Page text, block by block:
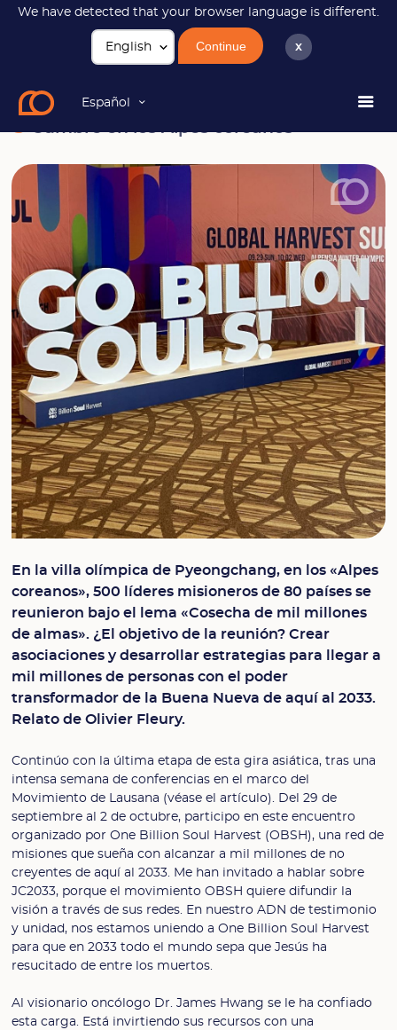
We have detected that your browser language is different.
Continue x
Español
Cumbre en los Alpes coreanos
En la villa olímpica de Pyeongchang, en los «Alpes
coreanos», 500 líderes misioneros de 80 países se
reunieron bajo el lema «Cosecha de mil millones
de almas». ¿El objetivo de la reunión? Crear
asociaciones y desarrollar estrategias para llegar a
mil millones de personas con el poder
transformador de la Buena Nueva de aquí al 2033.
Relato de Olivier Fleury.
Continúo con la última etapa de esta gira asiática, tras una
intensa semana de conferencias en el marco del
Movimiento de Lausana (véase el artículo). Del 29 de
septiembre al 2 de octubre, participo en este encuentro
organizado por One Billion Soul Harvest (OBSH), una red de
misiones que sueña con alcanzar a mil millones de no
creyentes de aquí al 2033. Me han invitado a hablar sobre
JC2033, porque el movimiento OBSH quiere difundir la
visión a través de sus redes. En nuestro ADN de testimonio
y unidad, nos estamos uniendo a One Billion Soul Harvest
para que en 2033 todo el mundo sepa que Jesús ha
resucitado de entre los muertos.
Al visionario oncólogo Dr. James Hwang se le ha confiado
esta carga. Está invirtiendo sus recursos con una